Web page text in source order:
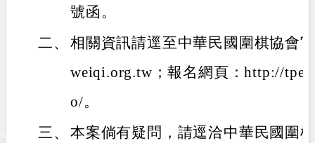
號函。
二、 相關資訊請逕至中華民國圍棋協會
weiqi.org.tw；報名網頁：http://
o/。
三、 本案倘有疑問，請逕洽中華民國圍